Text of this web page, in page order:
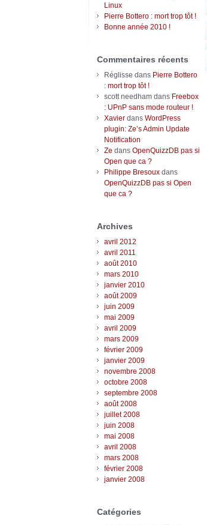
Linux
Pierre Bottero : mort trop tôt !
Bonne année 2010 !
Commentaires récents
Réglisse dans Pierre Bottero
: mort trop tôt !
scott needham dans Freebox
: UPnP sans mode routeur !
Xavier dans WordPress
plugin: Ze’s Admin Update
Notification
Ze dans OpenQuizzDB pas si
Open que ca ?
Philippe Bresoux dans
OpenQuizzDB pas si Open
que ca ?
Archives
avril 2012
avril 2011
août 2010
mars 2010
janvier 2010
août 2009
juin 2009
mai 2009
avril 2009
mars 2009
février 2009
janvier 2009
novembre 2008
octobre 2008
septembre 2008
août 2008
juillet 2008
juin 2008
mai 2008
avril 2008
mars 2008
février 2008
janvier 2008
Catégories